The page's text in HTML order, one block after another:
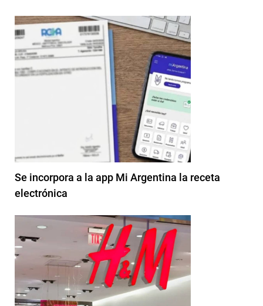
Se incorpora a la app Mi Argentina la receta
electrónica